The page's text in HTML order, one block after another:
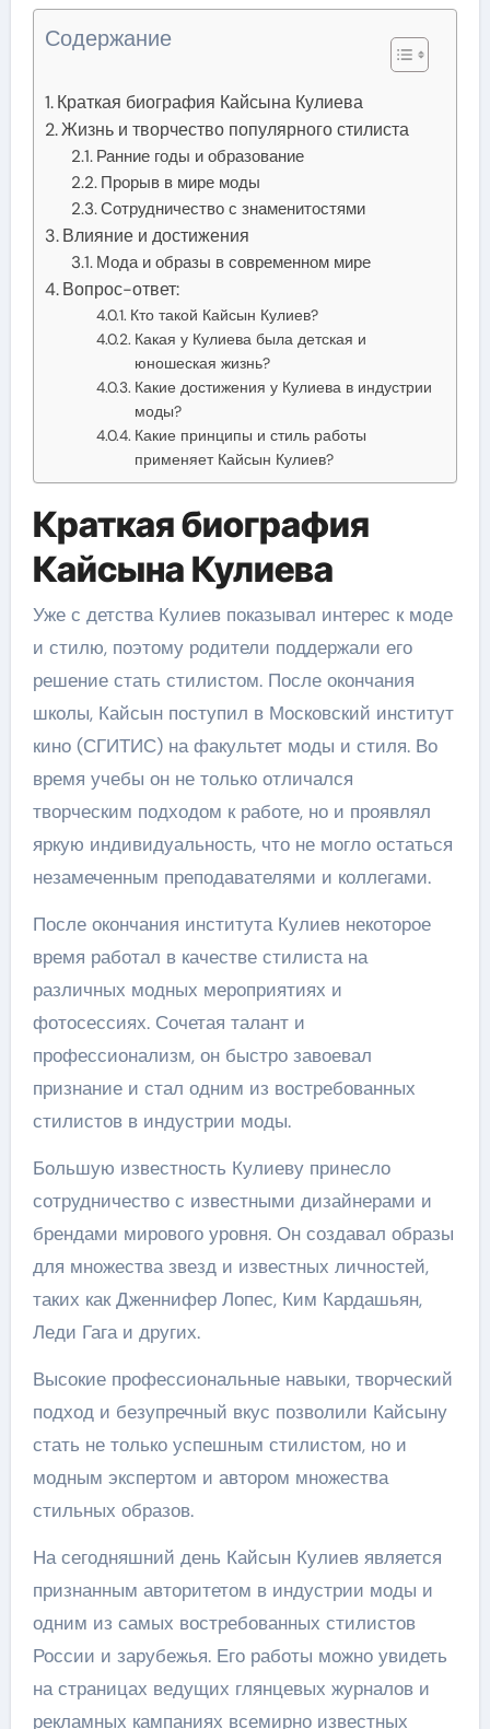
Содержание
Краткая биография Кайсына Кулиева
Жизнь и творчество популярного стилиста
Ранние годы и образование
Прорыв в мире моды
Сотрудничество с знаменитостями
Влияние и достижения
Мода и образы в современном мире
Вопрос-ответ:
Кто такой Кайсын Кулиев?
Какая у Кулиева была детская и
юношеская жизнь?
Какие достижения у Кулиева в индустрии
моды?
Какие принципы и стиль работы
применяет Кайсын Кулиев?
Краткая биография
Кайсына Кулиева
Уже с детства Кулиев показывал интерес к моде
и стилю, поэтому родители поддержали его
решение стать стилистом. После окончания
школы, Кайсын поступил в Московский институт
кино (СГИТИС) на факультет моды и стиля. Во
время учебы он не только отличался
творческим подходом к работе, но и проявлял
яркую индивидуальность, что не могло остаться
незамеченным преподавателями и коллегами.
После окончания института Кулиев некоторое
время работал в качестве стилиста на
различных модных мероприятиях и
фотосессиях. Сочетая талант и
профессионализм, он быстро завоевал
признание и стал одним из востребованных
стилистов в индустрии моды.
Большую известность Кулиеву принесло
сотрудничество с известными дизайнерами и
брендами мирового уровня. Он создавал образы
для множества звезд и известных личностей,
таких как Дженнифер Лопес, Ким Кардашьян,
Леди Гага и других.
Высокие профессиональные навыки, творческий
подход и безупречный вкус позволили Кайсыну
стать не только успешным стилистом, но и
модным экспертом и автором множества
стильных образов.
На сегодняшний день Кайсын Кулиев является
признанным авторитетом в индустрии моды и
одним из самых востребованных стилистов
России и зарубежья. Его работы можно увидеть
на страницах ведущих глянцевых журналов и
рекламных кампаниях всемирно известных